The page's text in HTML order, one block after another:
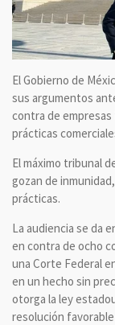
El Gobierno de
sus argumentos
contra de
prácticas
El máximo tribunal
gozan de
prácticas.
La audiencia se da
en contra de ocho
una Corte Federal
en un hecho sin
otorga la ley
resolución